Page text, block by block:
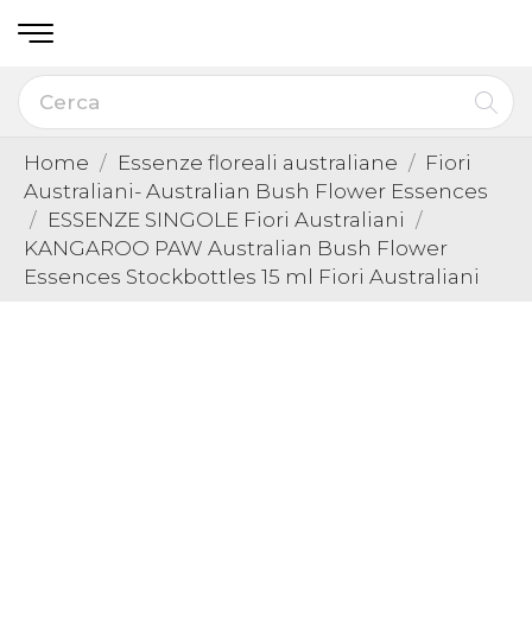
Home Essenze floreali australiane
Fiori
Australiani- Australian Bush Flower Essences
ESSENZE SINGOLE Fiori Australiani
KANGAROO PAW Australian Bush Flower
Essences Stockbottles 15 ml Fiori Australiani